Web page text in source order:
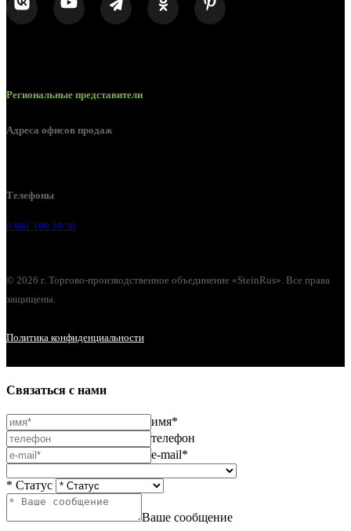
Региональные представители
Адреса офисов продаж
Телефоны
8 961 109 59 38
© 2026 г. Торгово-производственное объединение «SteinRus». Все права
защищены.
Политика конфиденциальности
Связаться с нами
имя*
телефон
e-mail*
* Статус
Ваше сообщение